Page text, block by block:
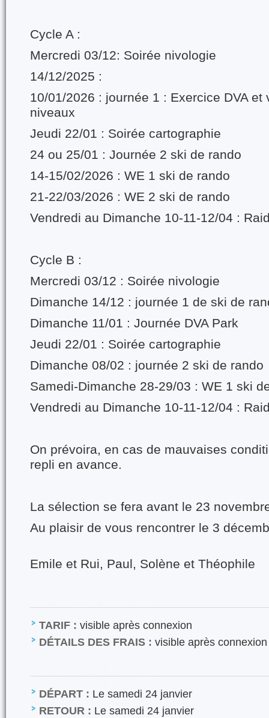
Cycle A :
Mercredi 03/12: Soirée nivologie
14/12/2025 :
10/01/2026 : journée 1 : Exercice DVA et
niveaux
Jeudi 22/01 : Soirée cartographie
24 ou 25/01 : Journée 2 ski de rando
14-15/02/2026 : WE 1 ski de rando
21-22/03/2026 : WE 2 ski de rando
Vendredi au Dimanche 10-11-12/04 :
Cycle B :
Mercredi 03/12 : Soirée nivologie
Dimanche 14/12 : journée 1 de ski de
Dimanche 11/01 : Journée DVA Park
Jeudi 22/01 : Soirée cartographie
Dimanche 08/02 : journée 2 ski de rando
Samedi-Dimanche 28-29/03 : WE 1 ski
Vendredi au Dimanche 10-11-12/04 :
On prévoira, en cas de mauvaises
repli en avance.
La sélection se fera avant le 23
Au plaisir de vous rencontrer le 3
Emile et Rui, Paul, Solène et Théophile
TARIF : visible après connexion
DÉTAILS DES FRAIS : visible après connexion
DÉPART : Le samedi 24 janvier
RETOUR : Le samedi 24 janvier